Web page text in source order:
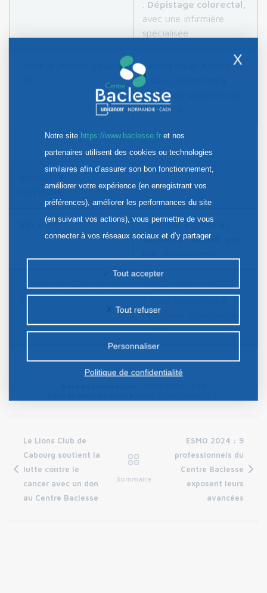
Dépistage colorectal,
avec une infirmière
spécialisée
Toute la journée jusqu’à
. Venez jouer à notre
« Quiz prévention &
dépistage organisé des
cancers »
OCTOBRE
10h à 16h
. Manger équilibré /
Surpoids / Alcool
Toute la journée jusqu’à
. Venez jouer à notre
dépistage organisé des
cancers »
Le Lions Club de
Cabourg soutient la
lutte contre le
cancer avec un don
au Centre Baclesse
Sommaire
ESMO 2024 : 9
professionnels du
Centre Baclesse
exposent leurs
avancées
X
Notre site https://www.baclesse.fret nos
partenaires utilisent des cookies ou technologies
similaires afin d’assurer son bon fonctionnement,
améliorer votre expérience (en enregistrant vos
préférences), améliorer les performances du site
(en suivant vos actions), vous permettre de vous
connecter à vos réseaux sociaux et d’y partager
la publicité personnalisée sur notre site ou ceux de
nos partenaires. Certains traceurs non classés
préalable.
Tout accepter
Tout refuser
Personnaliser
Politique de confidentialité